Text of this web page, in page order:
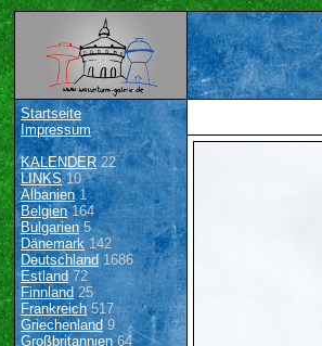
Startseite
Impressum
KALENDER22
LINKS10
Albanien1
Belgien164
Bulgarien 5
Dänemark142
Deutschland 1686
Estland 72
Finnland 25
Frankreich517
Griechenland9
Großbritannien64